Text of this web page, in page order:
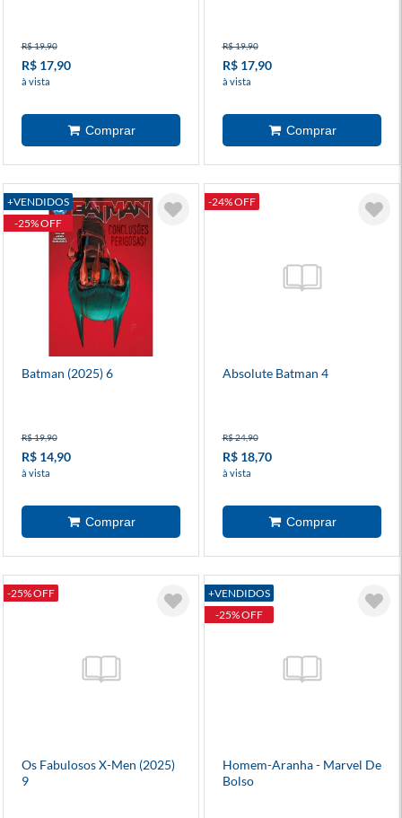
R$ 19,90
R$ 17,90
à vista
R$ 19,90
R$ 17,90
à vista
+VENDIDOS
-25% OFF
Batman (2025) 6
R$ 19,90
R$ 14,90
à vista
-24% OFF
Absolute Batman 4
R$ 24,90
R$ 18,70
à vista
-25% OFF
Os Fabulosos X-Men (2025)
9
+VENDIDOS
-25% OFF
Homem-Aranha - Marvel De
Bolso